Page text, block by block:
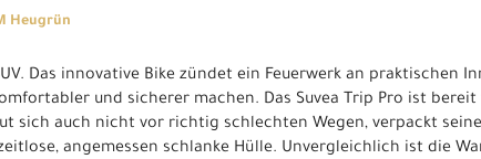
Heugrün
Das innovative Bike zündet ein Feuerwerk an praktischen
und sicherer machen. Das Suvea Trip Pro ist
sich auch nicht vor richtig schlechten Wegen, verpackt
angemessen schlanke Hülle. Unvergleichlich ist die